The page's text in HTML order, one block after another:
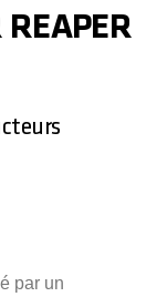
REAPER
par un